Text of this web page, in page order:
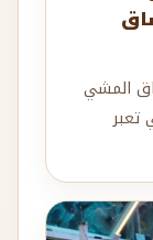
المشي
تعبر